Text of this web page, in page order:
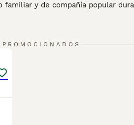
y de compañía popular
se sabe que los Beagles